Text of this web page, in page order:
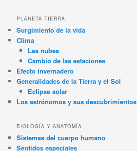
PLANETA TIERRA
Surgimiento de la vida
Clima
Las nubes
Cambio de las estaciones
Efecto invernadero
Generalidades de la Tierra y el Sol
Eclipse solar
Los astrónomos y sus descubrimientos
BIOLOGÍA Y ANATOMÍA
Sistemas del cuerpo humano
Sentidos especiales